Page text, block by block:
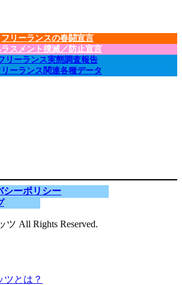
フリーランスの春闘宣言
スメント撲滅／防止宣言
リーランス実態調査報告
リーランス関連各種データ
シーポリシー
All Rights Reserved.
ツとは？